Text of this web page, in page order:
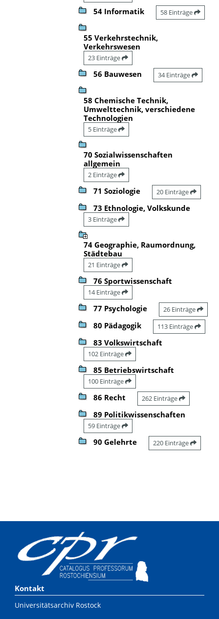
54 Informatik 58 Einträge
55 Verkehrstechnik,
Verkehrswesen
23 Einträge
56 Bauwesen 34 Einträge
58 Chemische Technik,
Umwelttechnik, verschiedene
Technologien
5 Einträge
70 Sozialwissenschaften
allgemein
2 Einträge
71 Soziologie 20 Einträge
73 Ethnologie, Volkskunde
3 Einträge
74 Geographie, Raumordnung,
Städtebau
21 Einträge
76 Sportwissenschaft
14 Einträge
77 Psychologie 26 Einträge
80 Pädagogik 113 Einträge
83 Volkswirtschaft
102 Einträge
85 Betriebswirtschaft
100 Einträge
86 Recht 262 Einträge
89 Politikwissenschaften
59 Einträge
90 Gelehrte 220 Einträge
Kontakt
Universitätsarchiv Rostock